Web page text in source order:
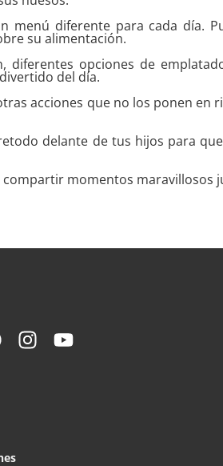
menú diferente para cada día.
su alimentación.
diferentes opciones de
del día.
acciones que no los ponen en
delante de tus hijos para
momentos maravillosos